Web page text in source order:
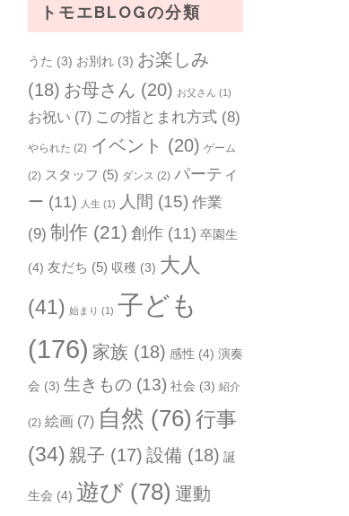
トモエBLOGの分類
うた (3) お別れ (3) お楽しみ
(18) お母さん (20) お父さん (1)
お祝い (7) この指とまれ方式 (8)
やられた (2) イベント (20) ゲーム
(2) スタッフ (5) ダンス (2) パーティ
ー (11) 人生 (1) 人間 (15) 作業
(9) 制作 (21) 創作 (11) 卒園生
(4) 友だち (5) 収穫 (3) 大人
(41) 始まり (1) 子ども
(176) 家族 (18) 感性 (4) 演奏
会 (3) 生きもの (13) 社会 (3) 紹介
(2) 絵画 (7) 自然 (76) 行事
(34) 親子 (17) 設備 (18) 誕
生会 (4) 遊び (78) 運動